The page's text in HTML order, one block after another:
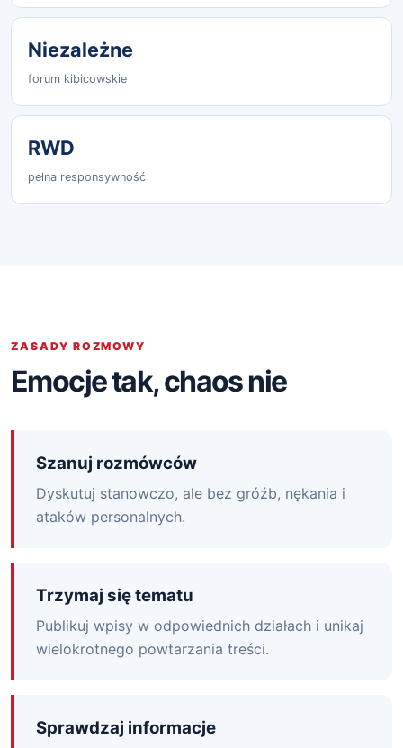
Niezależne
forum kibicowskie
RWD
pełna responsywność
ZASADY ROZMOWY
Emocje tak, chaos nie
Szanuj rozmówców
Dyskutuj stanowczo, ale bez gróźb, nękania i
ataków personalnych.
Trzymaj się tematu
Publikuj wpisy w odpowiednich działach i unikaj
wielokrotnego powtarzania treści.
Sprawdzaj informacje